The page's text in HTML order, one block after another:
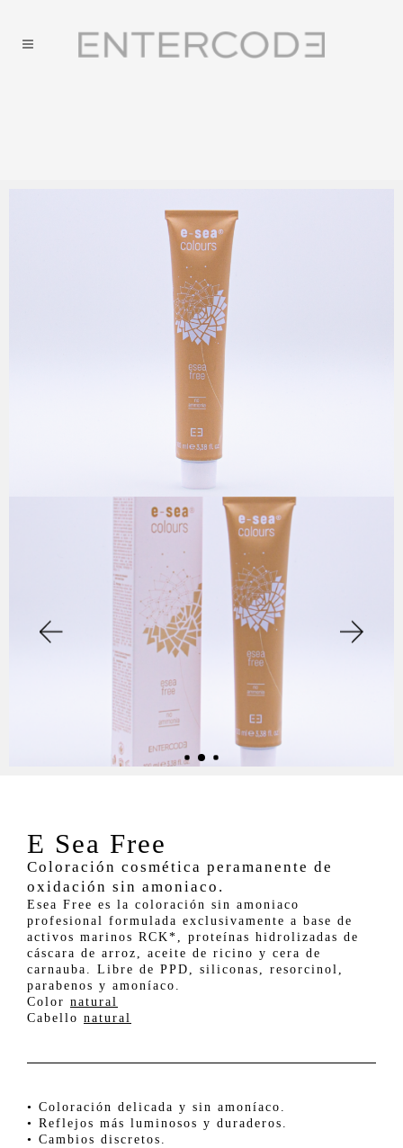
E Sea Free
Coloración cosmética peramanente de
oxidación sin amoniaco.
Esea Free es la coloración sin amoniaco
profesional formulada exclusivamente a base de
activos marinos RCK*, proteínas hidrolizadas de
cáscara de arroz, aceite de ricino y cera de
carnauba. Libre de PPD, siliconas, resorcinol,
parabenos y amoníaco.
Color natural
Cabello natural
• Coloración delicada y sin amoníaco.
• Reflejos más luminosos y duraderos.
• Cambios discretos.